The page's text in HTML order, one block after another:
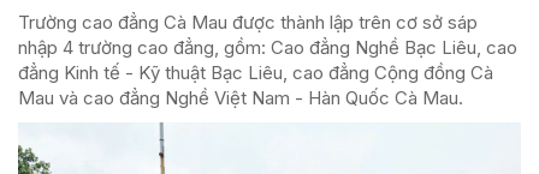
Trường cao đẳng Cà Mau được thành lập trên cơ sở sáp
nhập 4 trường cao đẳng, gồm: Cao đẳng Nghề Bạc Liêu, cao
đẳng Kinh tế - Kỹ thuật Bạc Liêu, cao đẳng Cộng đồng Cà
Mau và cao đẳng Nghề Việt Nam - Hàn Quốc Cà Mau.